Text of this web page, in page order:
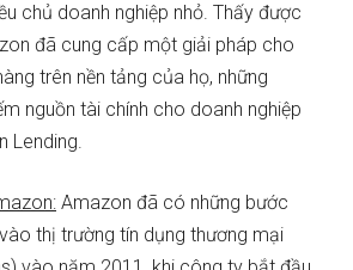
chủ doanh nghiệp nhỏ. Thấy được
đã cung cấp một giải pháp cho
trên nền tảng của họ, những
nguồn tài chính cho doanh nghiệp
Lending.
Amazon đã có những bước
thị trường tín dụng thương mại